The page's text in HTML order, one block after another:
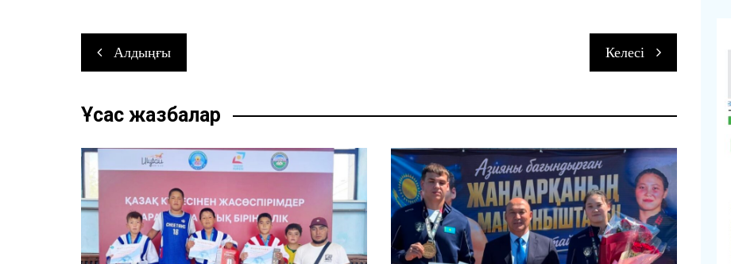
c
e
o
k
tt
er
ai
p
p
m g
Навигация
по
записям
Алдыңғы Келесі
Ұқсас жазбалар